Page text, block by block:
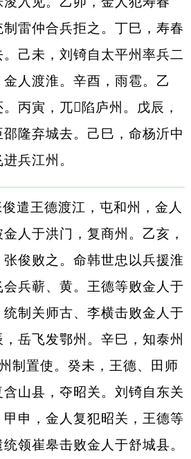
雷仲合兵拒之。丁巳，寿春
己未，刘锜自太平州率兵二
人渡淮。辛酉，雨雹。乙
丙寅，兀陷庐州。戊辰，
隆弃城去。己巳，命杨沂中
兵江州。
遣王德渡江，屯和州，金人
人于洪门，复商州。乙亥，
俊败之。命韩世忠以兵援淮
兵蕲、黄。王德等败金人于
制关师古、李横击败金人于
岳飞发鄂州。辛巳，知泰州
制置使。癸未，王德、田师
山县，夺昭关。刘锜自东关
申，金人复犯昭关，王德等
领崔皋击败金人于舒城县。